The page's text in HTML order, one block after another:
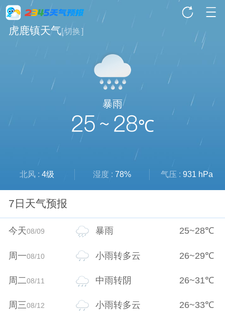
虎鹿镇天气[切换]
暴雨
25 ~ 28℃
北风 :4级 湿度 : 78% 气压 : 931 hPa
7日天气预报
今天08/09 暴雨 25~28℃
周一08/10 小雨转多云 26~29℃
周二08/11 中雨转阴 26~31℃
周三08/12 小雨转多云 26~33℃